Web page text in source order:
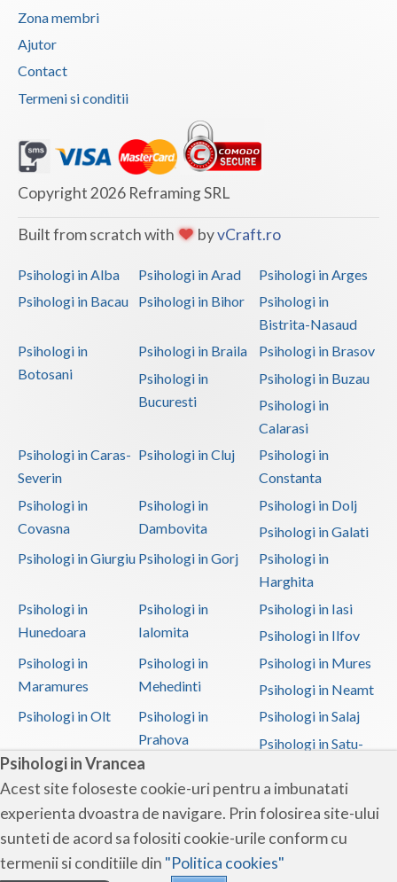
Psihologi in Vrancea
Acest site foloseste cookie-uri pentru a imbunatati
experienta dvoastra de navigare. Prin folosirea site-ului
sunteti de acord sa folositi cookie-urile conform cu
termenii si conditiile din "Politica cookies"
Zona membri
Ajutor
Contact
Termeni si conditii
Copyright 2026 Reframing SRL
Built from scratch with byvCraft.ro
Psihologi in Alba Psihologi in Arad
Psihologi in Arges
Psihologi in Bacau
Psihologi in Bihor
Psihologi in
Bistrita-Nasaud
Psihologi in
Botosani
Psihologi in Braila
Psihologi in Brasov
Psihologi in
Bucuresti
Psihologi in Buzau
Psihologi in
Calarasi
Psihologi in Caras-
Severin
Psihologi in Cluj
Psihologi in
Constanta
Psihologi in
Covasna
Psihologi in
Dambovita
Psihologi in Dolj
Psihologi in Galati
Psihologi in Giurgiu Psihologi in Gorj
Psihologi in
Harghita
Psihologi in
Hunedoara
Psihologi in
Ialomita
Psihologi in Iasi
Psihologi in Ilfov
Psihologi in
Maramures
Psihologi in
Mehedinti
Psihologi in Mures
Psihologi in Neamt
Psihologi in Olt
Psihologi in
Prahova
Psihologi in Salaj
Psihologi in Satu-
Psihologi in Sibiu
Psihologi in
Suceava
Psihologi in
Teleorman
Psihologi in Timis
Psihologi in Tulcea Psihologi in Valcea
Psihologi in Vaslui
Psihologi in